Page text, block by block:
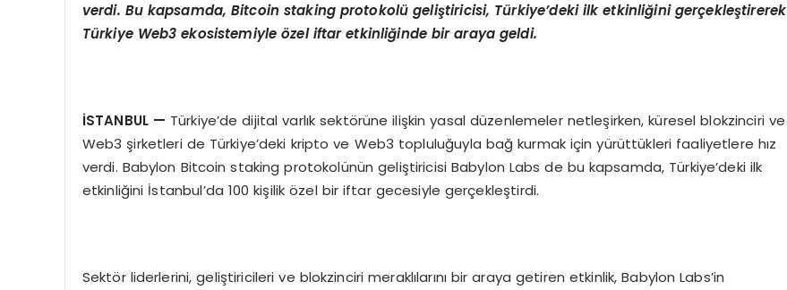
verdi. Bu kapsamda, Bitcoin staking protokolügeliştiricisi, Türkiye’deki ilk etkinliğini gerçekleştirerek
Türkiye Web3 ekosistemiyleözel iftar etkinliğinde bir araya geldi.
İSTANBUL — Türkiye’de dijital varlık sektörüne ilişkin yasal düzenlemeler netleşirken, küresel blokzinciri ve
Web3 şirketleri de Türkiye’deki kripto ve Web3 topluluğuyla bağ kurmak için yürüttükleri faaliyetlere hız
verdi. Babylon Bitcoin staking protokolünün geliştiricisi Babylon Labs de bu kapsamda, Türkiye’deki ilk
etkinliğini İstanbul’da 100 kişilik özel bir iftar gecesiyle gerçekleştirdi.
Sektör liderlerini, geliştiricileri ve blokzinciri meraklılarını bir araya getiren etkinlik, Babylon Labs’in